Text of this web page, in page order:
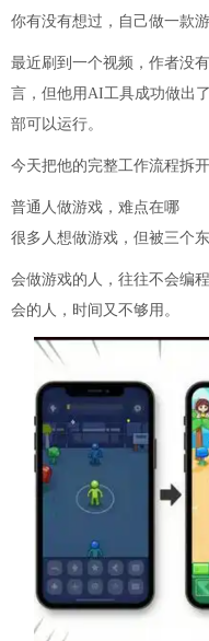
你有没有想过，自己做一款
最近刷到一个视频，作者没
言，但他用AI工具成功做出
部可以运行。
今天把他的完整工作流程拆开
普通人做游戏，难点在哪
很多人想做游戏，但被三个
会做游戏的人，往往不会编
会的人，时间又不够用。